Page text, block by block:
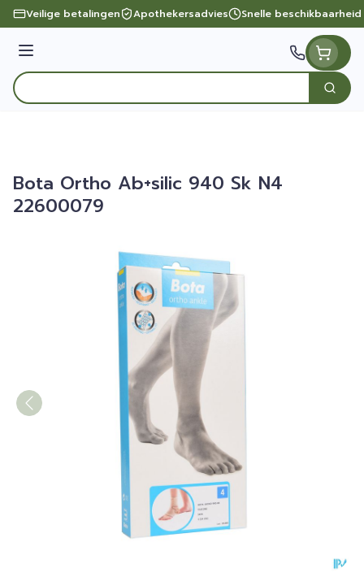
Ga naar de inhoud
Veilige betalingen Apothekersadvies Snelle beschikbaarheid
Menu
Product, merk, categorie...
Zoek
Bota Ortho Ab+silic 940 Sk N4
22600079